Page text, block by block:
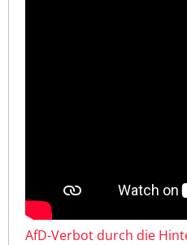
AfD-Verbot durch die